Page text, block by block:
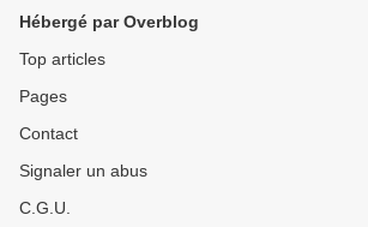
Hébergé par Overblog
Top articles
Pages
Contact
Signaler un abus
C.G.U.